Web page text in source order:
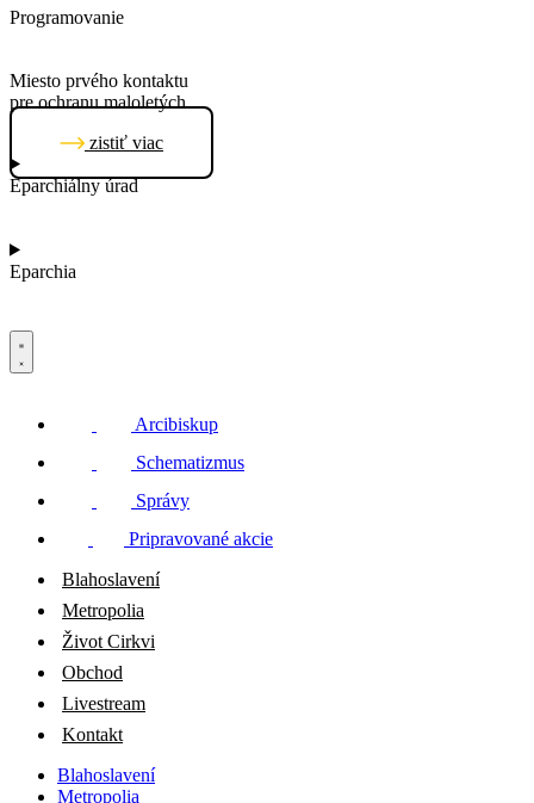
Programovanie
Miesto prvého kontaktu
pre ochranu maloletých
zistiť viac
Eparchiálny úrad
Eparchia
Arcibiskup
Schematizmus
Správy
Pripravované akcie
Blahoslavení
Metropolia
Život Cirkvi
Obchod
Livestream
Kontakt
Blahoslavení
Metropolia